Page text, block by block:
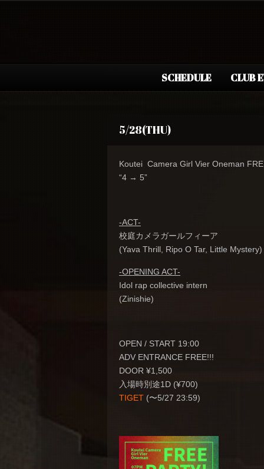
SCHEDULE CLUB
5/28(THU)
Koutei Camera Girl Vier Oneman
“4 → 5”
-ACT-
校庭カメラガールフィーア
(Yava Thrill, Ripo O Tar, Little Mystery)
-OPENING ACT-
Idol rap collective intern
(Zinishie)
OPEN / START 19:00
ADV ENTRANCE FREE!!!
DOOR ¥1,500
入場時別途1D (¥700)
TIGET (〜5/27 23:59)